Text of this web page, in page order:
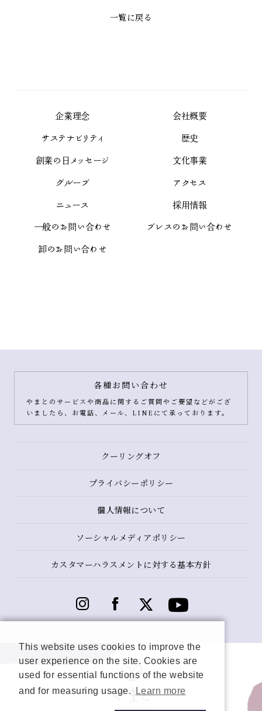
企業理念
会社概要
サステナビリティ
歴史
創業の日メッセージ
文化事業
グループ
アクセス
ニュース
採用情報
一般のお問い合わせ
プレスのお問い合わせ
卸のお問い合わせ
一覧に戻る
各種お問い合わせ
やまとのサービスや商品に関するご質問やご要望などがござ
いましたら、お電話、メール、LINEにて承っております。
クーリングオフ
プライバシーポリシー
個人情報について
ソーシャルメディアポリシー
カスタマーハラスメントに対する基本方針
This website uses cookies to improve the
user experience on the site. Cookies are
used for essential functions of the website
and for measuring usage.
Learn more